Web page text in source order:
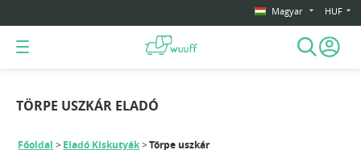
Magyar HUF
TÖRPE USZKÁR ELADÓ
Főoldal Eladó Kiskutyák Törpe uszkár